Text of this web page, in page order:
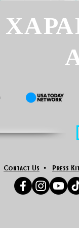
Contact Us • Press Kit